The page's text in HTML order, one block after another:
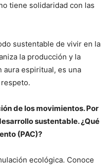
tiene solidaridad con las
sustentable de vivir en la
la producción y la
aura espiritual, es una
de los movimientos. Por
sustentable. ¿Qué
(PAC)?
ecológica. Conoce